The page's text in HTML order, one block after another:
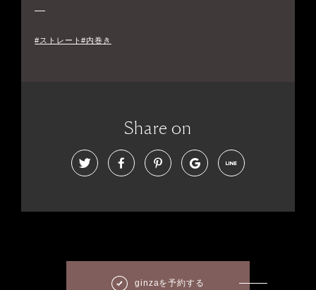
#ストレート#内巻き
Share on
ginzaを予約する